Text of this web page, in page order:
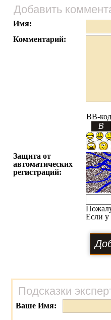
Добавить
Имя:
Комментарий:
BB-код
Защита от
автоматических
регистраций:
Если у
Подсказки
Ваше Имя: